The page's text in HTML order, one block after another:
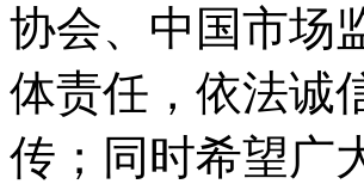
协会、中国市场
体责任，依法诚
传；同时希望广